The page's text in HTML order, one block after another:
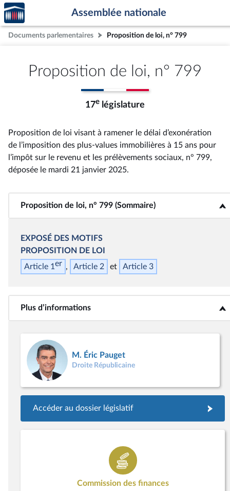
Aller au contenu
Aller en bas de la page
Accèder
à la
page
d'accueil
Assemblée nationale
Documents parlementaires Proposition de loi, n° 799
Proposition de loi, n° 799
17e législature
Proposition de loi visant à ramener le délai d’exonération
de l’imposition des plus-values immobilières à 15 ans pour
l’impôt sur le revenu et les prélèvements sociaux, n° 799,
déposée le mardi 21 janvier 2025.
Proposition de loi, n° 799 (Sommaire)
<b>Proposition de loi, n° 799 (Sommaire)</b>
EXPOSÉ DES MOTIFS
PROPOSITION DE LOI
Article 1er Article 2 Article 3
Plus d’informations<b>Plus d’informations</b>
M. Éric Pauget
Droite Républicaine
Accéder au dossier législatif
Commission des finances